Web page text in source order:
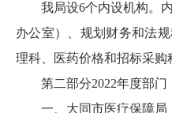
我局设6个内设机构。
办公室）、规划财务和法
理科、医药价格和招标采购
第二部分2022年度部
一、大同市医疗保障局